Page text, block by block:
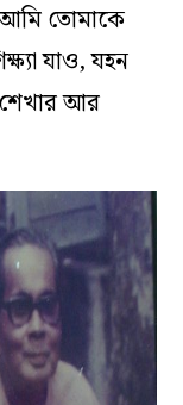
আমি তোমাকে
যাও, যহন
শেখার আর